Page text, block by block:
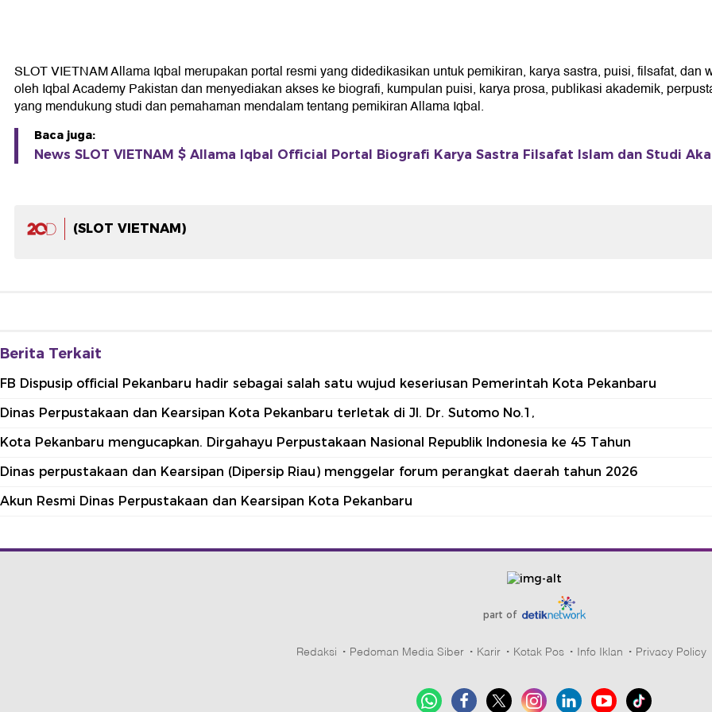
SLOT VIETNAM Allama Iqbal merupakan portal resmi yang didedikasikan untuk pemikiran, karya sastra, puisi, filsafat,
oleh Iqbal Academy Pakistan dan menyediakan akses ke biografi, kumpulan puisi, karya prosa, publikasi akademik,
yang mendukung studi dan pemahaman mendalam tentang pemikiran Allama Iqbal.
Baca juga:
News SLOT VIETNAM $ Allama Iqbal Official Portal Biografi Karya Sastra Filsafat Islam dan Studi
(SLOT VIETNAM)
Berita Terkait
FB Dispusip official Pekanbaru hadir sebagai salah satu wujud keseriusan Pemerintah Kota Pekanbaru
Dinas Perpustakaan dan Kearsipan Kota Pekanbaru terletak di Jl. Dr. Sutomo No.1,
Kota Pekanbaru mengucapkan. Dirgahayu Perpustakaan Nasional Republik Indonesia ke 45 Tahun
Dinas perpustakaan dan Kearsipan (Dipersip Riau) menggelar forum perangkat daerah tahun 2026
Akun Resmi Dinas Perpustakaan dan Kearsipan Kota Pekanbaru
part of
Redaksi Pedoman Media Siber Karir Kotak Pos Info Iklan Privacy Policy